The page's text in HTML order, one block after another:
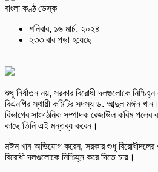
বাংলা কণ্ঠ ডেস্ক
শনিবার, ১৬ মার্চ, ২০২৪
২৩৩ বার পড়া হয়েছে
শুধু নির্যাতন নয়, সরকার বিরোধী দলগুলোকে
বিএনপির স্থায়ী কমিটির সদস্য ড. আব্দুল মঈন
বিভাগের সাংগঠনিক সম্পাদক রেজাউল করিম পলের
কাছে তিনি এই মন্তব্য করেন।
মঈন খান অভিযোগ করেন, সরকার শুধু বিরোধীদলের
বিরোধী দলগুলোকে নিশ্চিহ্ন করে দিতে চায়।